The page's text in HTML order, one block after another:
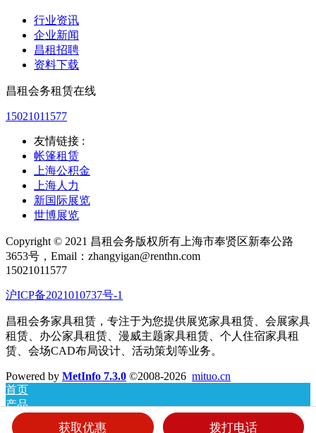
行业资讯
企业新闻
昌租招聘
资料下载
昌租会务租赁在线
15021011577
友情链接 :
帐篷租赁
上海公积金
上海人力
新国际展览
世博展览
Copyright © 2021 昌租会务版权所有上海市奉贤区新奉公路
3653号，Email：zhangyigan@renthn.com
15021011577
沪ICP备2021010737号-1
昌租会务家具租赁，专注于为您提供展览家具租赁、会展家具
租赁、办公家具租赁、漫威主题家具租赁、个人住宿家具租
赁、会场CAD布局设计、活动策划等业务。
Powered by MetInfo 7.3.0 ©2008-2026 mituo.cn
首页
产品
新闻
获取优惠 拨打电话